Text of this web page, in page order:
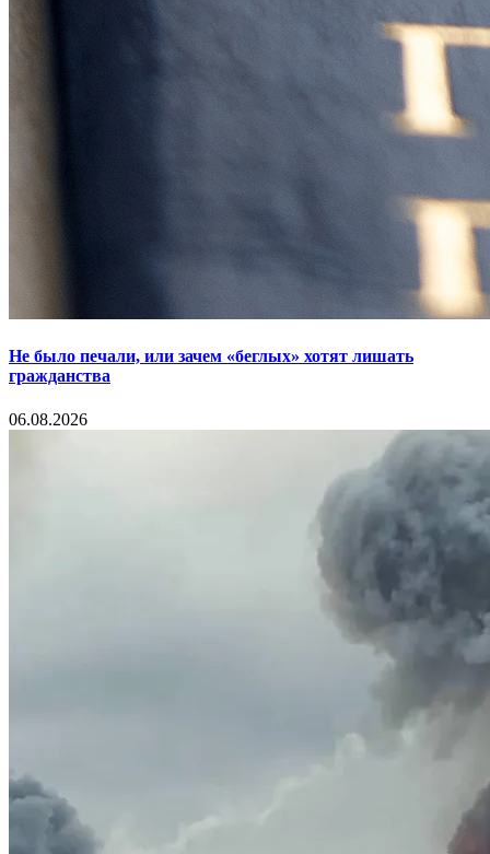
Не было печали, или зачем «беглых» хотят лишать
гражданства
06.08.2026